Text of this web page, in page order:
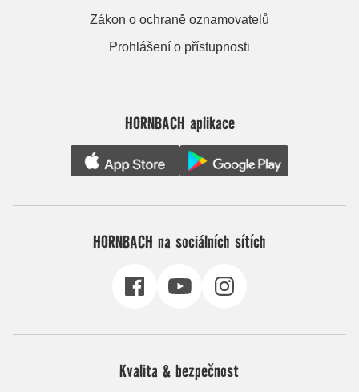
Zákon o ochraně oznamovatelů
Prohlášení o přístupnosti
HORNBACH aplikace
HORNBACH na sociálních sítích
Kvalita & bezpečnost